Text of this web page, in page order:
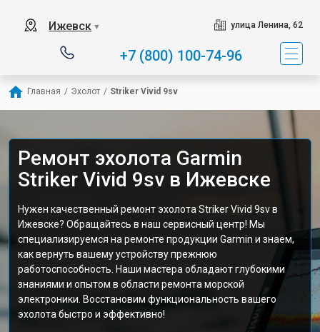
Ижевск ▼ улица Ленина, 62
+7 (800) 100-74-96
Главная / Эхолот / Striker Vivid 9sv
Ремонт эхолота Garmin
Striker Vivid 9sv в Ижевске
Нужен качественный ремонт эхолота Striker Vivid 9sv в
Ижевске? Обращайтесь в наш сервисный центр! Мы
специализируемся на ремонте продукции Garmin и знаем,
как вернуть вашему устройству прежнюю
работоспособность. Наши мастера обладают глубокими
знаниями и опытом в области ремонта морской
электроники. Восстановим функциональность вашего
эхолота быстро и эффективно!